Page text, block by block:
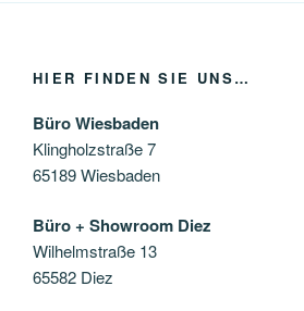
HIER FINDEN SIE UNS…
Büro Wiesbaden
Klingholzstraße 7
65189 Wiesbaden
Büro + Showroom Diez
Wilhelmstraße 13
65582 Diez